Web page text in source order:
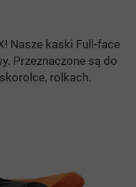
Nasze kaski Full-face
Przeznaczone są do
rolkach.